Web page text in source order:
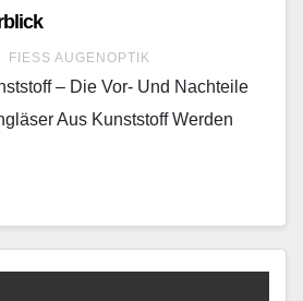
FIESS AUGENOPTIK
– Die Vor- Und Nachteile
Aus Kunststoff Werden